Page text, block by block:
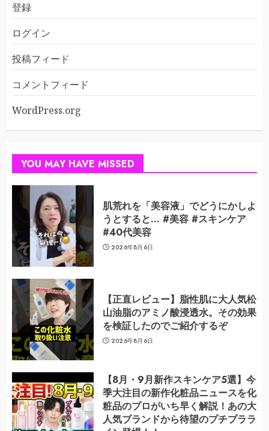
登録
ログイン
投稿フィード
コメントフィード
WordPress.org
YOU MAY HAVE MISSED
肌荒れを「美容液」でどうにかしよ
うとすると… #美容 #スキンケア
#40代美容
2026年8月6日
【正直レビュー】脂性肌に大人気松
山油脂のアミノ酸浸透水。その効果
を検証したのでご紹介するぞ
2026年8月6日
【8月・9月新作スキンケア5選】今
季大注目の新作化粧品ニュースを化
粧品のプロがいち早く解説！あの大
人気ブランドから待望のプチプララ